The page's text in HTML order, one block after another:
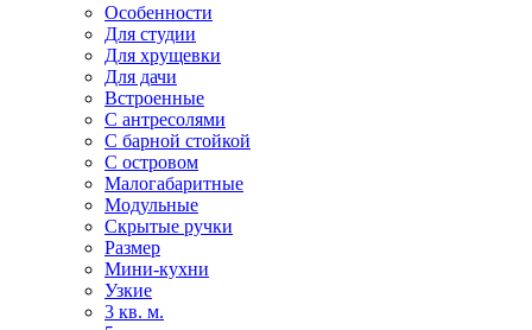
Особенности
Для студии
Для хрущевки
Для дачи
Встроенные
С антресолями
С барной стойкой
С островом
Малогабаритные
Модульные
Скрытые ручки
Размер
Мини-кухни
Узкие
3 кв. м.